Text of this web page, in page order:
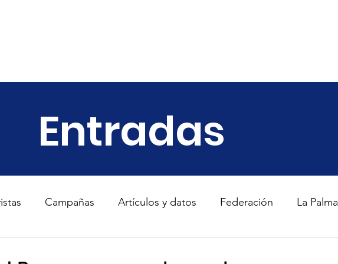
Entradas
Campañas Artículos y datos Federación La Palma